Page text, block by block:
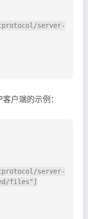
server-
户端的示例：
server-
files"]